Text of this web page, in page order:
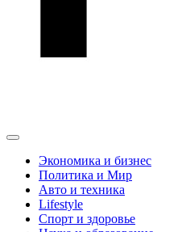
Экономика и бизнес
Политика и Мир
Авто и техника
Lifestyle
Спорт и здоровье